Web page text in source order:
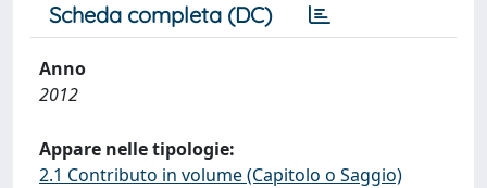
Scheda completa (DC)
Anno
2012
Appare nelle tipologie:
2.1 Contributo in volume (Capitolo o Saggio)